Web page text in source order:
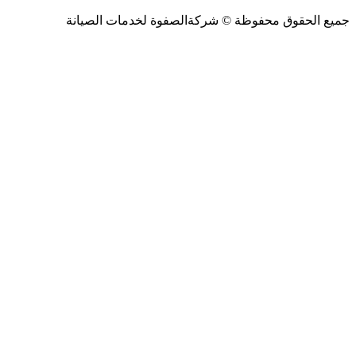
جميع الحقوق محفوظة © شركةالصفوة لخدمات الصيانة